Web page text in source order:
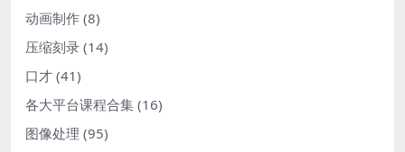
动画制作 (8)
压缩刻录 (14)
口才 (41)
各大平台课程合集 (16)
图像处理 (95)